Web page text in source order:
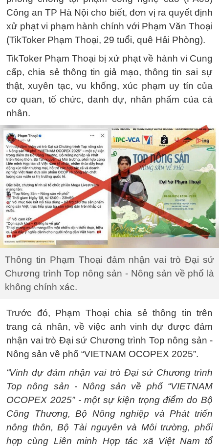
Công an TP Hà Nội cho biết, đơn vị ra quyết định
xử phạt vi phạm hành chính với Phạm Văn Thoại
(TikToker Phạm Thoại, 29 tuổi, quê Hải Phòng).
TikToker Phạm Thoại bị xử phạt về hành vi Cung
cấp, chia sẻ thông tin giả mạo, thông tin sai sự
thật, xuyên tạc, vu khống, xúc phạm uy tín của
cơ quan, tổ chức, danh dự, nhân phẩm của cá
nhân.
Thông tin Phạm Thoại đảm nhận vai trò Đại sứ
Chương trình Top nông sản - Nông sản về phố là
không chính xác.
Trước đó, Phạm Thoại chia sẻ thông tin trên
trang cá nhân, về việc anh vinh dự được đảm
nhận vai trò Đại sứ Chương trình Top nông sản -
Nông sản về phố “VIETNAM OCOPEX 2025”.
“Vinh dự đảm nhận vai trò Đại sứ Chương trình
Top nông sản - Nông sản về phố “VIETNAM
OCOPEX 2025” - một sự kiện trọng điểm do Bộ
Công Thương, Bộ Nông nghiệp và Phát triển
nông thôn, Bộ Tài nguyên và Môi trường, phối
hợp cùng Liên minh Hợp tác xã Việt Nam tổ